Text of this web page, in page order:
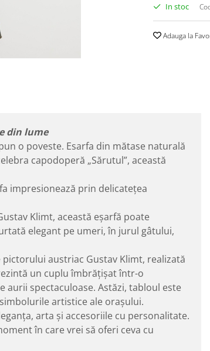
In stoc
Adauga la
din lume
o poveste. Esarfa din mătase naturală
capodoperă „Sărutul”, această
impresionează prin delicatețea
Klimt, această eșarfă poate
elegant pe umeri, în jurul gâtului,
pictorului austriac Gustav Klimt, realizată
un cuplu îmbrățișat într-o
spectaculoase. Astăzi, tabloul este
artistice ale orașului.
arta și accesoriile cu personalitate.
în care vrei să oferi ceva cu